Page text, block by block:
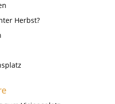
Herbst?